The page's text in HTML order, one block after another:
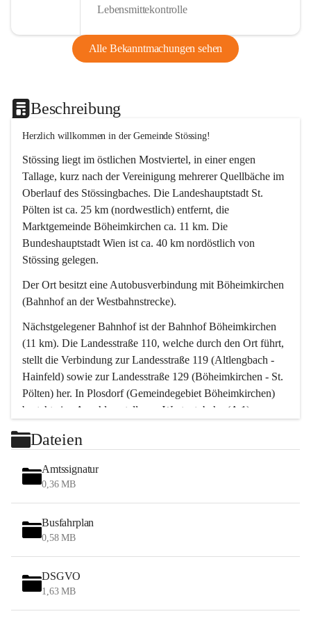
Lebensmittekontrolle
Alle Bekanntmachungen sehen
Beschreibung
Herzlich willkommen in der Gemeinde Stössing!
Stössing liegt im östlichen Mostviertel, in einer engen
Tallage, kurz nach der Vereinigung mehrerer Quellbäche im
Oberlauf des Stössingbaches. Die Landeshauptstadt St.
Pölten ist ca. 25 km (nordwestlich) entfernt, die
Marktgemeinde Böheimkirchen ca. 11 km. Die
Bundeshauptstadt Wien ist ca. 40 km nordöstlich von
Stössing gelegen.
Der Ort besitzt eine Autobusverbindung mit Böheimkirchen
(Bahnhof an der Westbahnstrecke).
Nächstgelegener Bahnhof ist der Bahnhof Böheimkirchen
(11 km). Die Landesstraße 110, welche durch den Ort führt,
stellt die Verbindung zur Landesstraße 119 (Altlengbach -
Hainfeld) sowie zur Landesstraße 129 (Böheimkirchen - St.
Pölten) her. In Plosdorf (Gemeindegebiet Böheimkirchen)
besteht eine Anschlussstelle zur Westautobahn (A 1).
Wien erreicht man in ca. 45 Minuten.
Stössing zählt noch zum Naherholungsraum Wien sowie
zum Naherholungsraum St. Pölten. Viele Bauernhöfe hatten
„ihre Wiener“. Seit 1960 bauten viele Wiener
Wochenendhäuser im Gemeindegebiet. Wegen des
waldreichen Jagdgebietes haben viele Jagdpächter ihre
Das Wandern ist aus touristischer Sicht die bedeutendste
Tätigkeit. Das hügelige Gebiet mit Wanderwegen durch
Wiesen, Wälder und Obstkulturen lädt dazu ein. Gefördert
Dateien
Amtssignatur
0,36 MB
Busfahrplan
0,58 MB
DSGVO
1,63 MB